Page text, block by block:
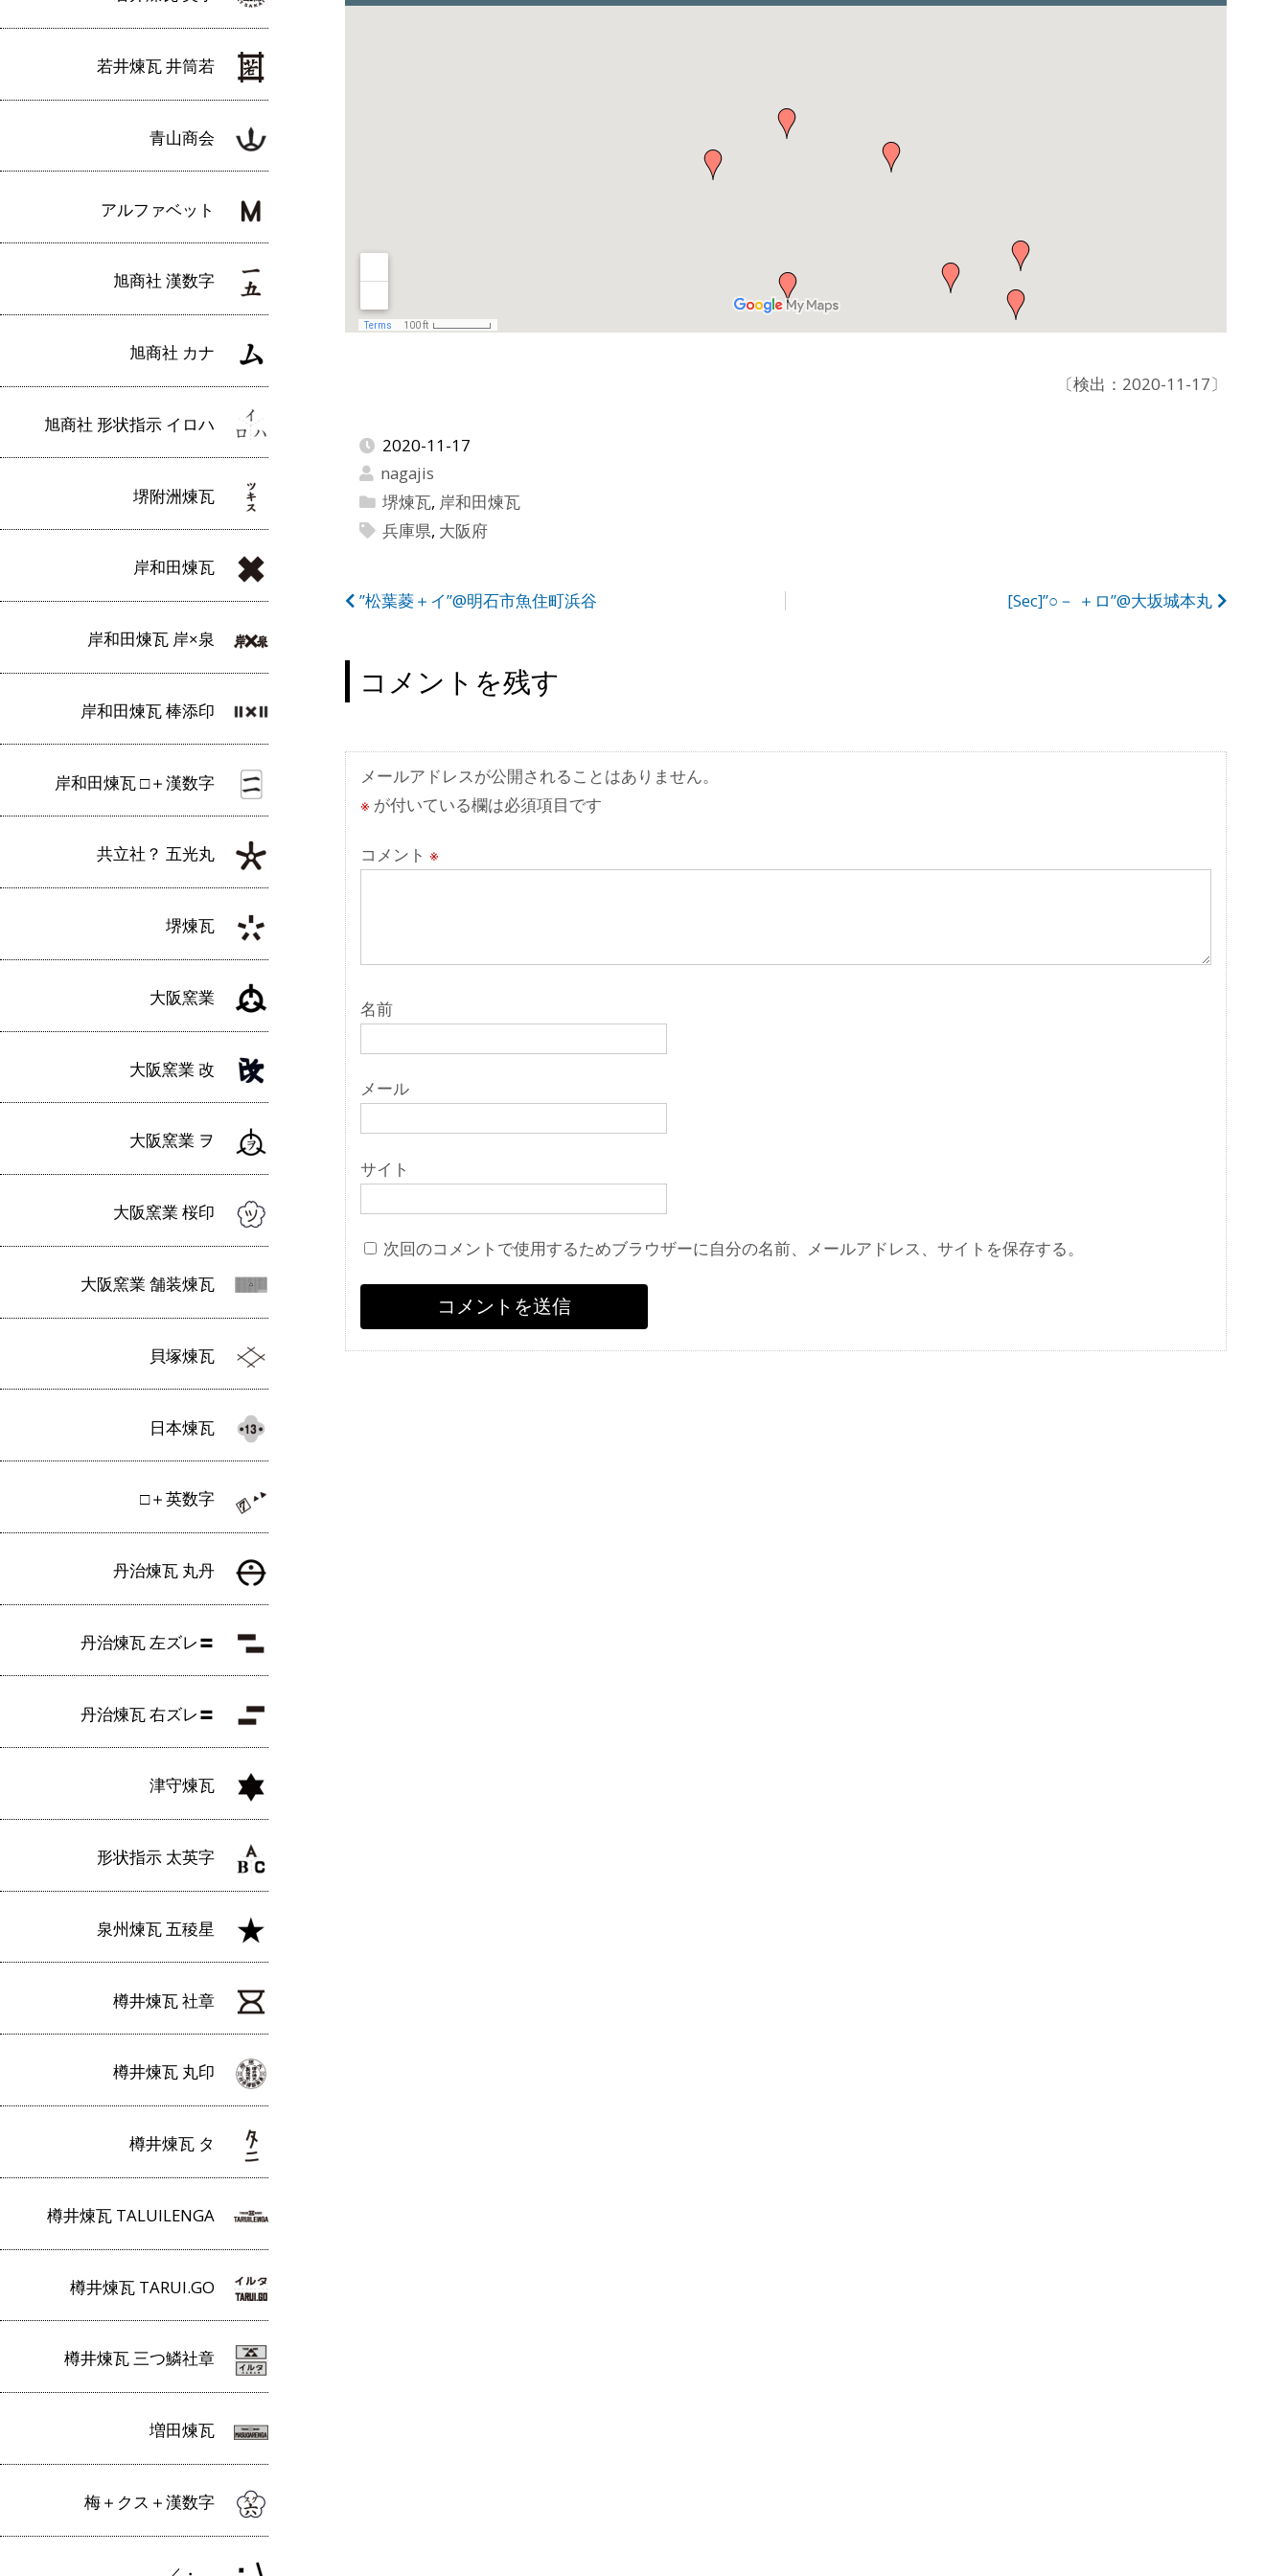
若井煉瓦 井筒若
青山商会
アルファベット
旭商社 漢数字
旭商社 カナ
旭商社 形状指示 イロハ
堺附洲煉瓦
岸和田煉瓦
岸和田煉瓦 岸×泉
岸和田煉瓦 棒添印
岸和田煉瓦 □＋漢数字
共立社？ 五光丸
堺煉瓦
大阪窯業
大阪窯業 改
大阪窯業 ヲ
大阪窯業 桜印
大阪窯業 舗装煉瓦
貝塚煉瓦
日本煉瓦
□＋英数字
丹治煉瓦 丸丹
丹治煉瓦 左ズレ〓
丹治煉瓦 右ズレ〓
津守煉瓦
形状指示 太英字
泉州煉瓦 五稜星
樽井煉瓦 社章
樽井煉瓦 丸印
樽井煉瓦 タ
樽井煉瓦 TALUILENGA
樽井煉瓦 TARUI.GO
樽井煉瓦 三つ鱗社章
増田煉瓦
梅＋クス＋漢数字
〔検出：2020-11-17〕
2020-11-17
nagajis
堺煉瓦, 岸和田煉瓦
兵庫県, 大阪府
投
ナ
ビ
ゲ
ー
シ
ョ
ン
[Sec]”○－ ＋ロ”@大坂城本丸
”松葉菱＋イ”@明石市魚住町浜谷
コメントを残す
メールアドレスが公開されることはありません。
※ が付いている欄は必須項目です
コメント ※
名前
メール
サイト
次回のコメントで使用するためブラウザーに自分の名前、メールアドレス、サイトを保存する。